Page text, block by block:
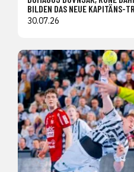
BILDEN DAS NEUE KAPITÄNS-
30.07.26